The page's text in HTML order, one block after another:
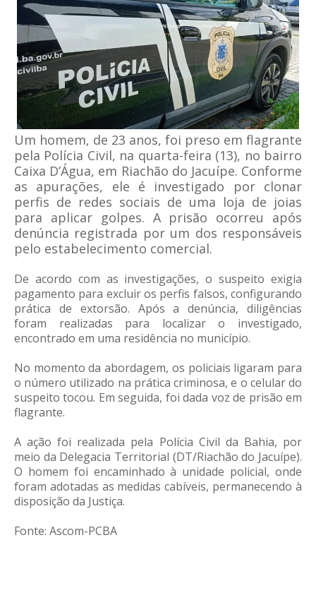
Um homem, de 23 anos, foi preso em flagrante
pela Polícia Civil, na quarta-feira (13), no bairro
Caixa D’Água, em Riachão do Jacuípe. Conforme
as apurações, ele é investigado por clonar
perfis de redes sociais de uma loja de joias
para aplicar golpes. A prisão ocorreu após
denúncia registrada por um dos responsáveis
pelo estabelecimento comercial.
De acordo com as investigações, o suspeito exigia
pagamento para excluir os perfis falsos, configurando
prática de extorsão. Após a denúncia, diligências
foram realizadas para localizar o investigado,
encontrado em uma residência no município.
No momento da abordagem, os policiais ligaram para
o número utilizado na prática criminosa, e o celular do
suspeito tocou. Em seguida, foi dada voz de prisão em
flagrante.
A ação foi realizada pela Polícia Civil da Bahia, por
meio da Delegacia Territorial (DT/Riachão do Jacuípe).
O homem foi encaminhado à unidade policial, onde
foram adotadas as medidas cabíveis, permanecendo à
disposição da Justiça.
Fonte: Ascom-PCBA